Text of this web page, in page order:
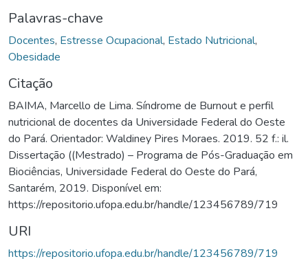
Palavras-chave
Docentes, Estresse Ocupacional, Estado Nutricional,
Obesidade
Citação
BAIMA, Marcello de Lima. Síndrome de Burnout e perfil
nutricional de docentes da Universidade Federal do Oeste
do Pará. Orientador: Waldiney Pires Moraes. 2019. 52 f.: il.
Dissertação ((Mestrado) – Programa de Pós-Graduação em
Biociências, Universidade Federal do Oeste do Pará,
Santarém, 2019. Disponível em:
https://repositorio.ufopa.edu.br/handle/123456789/719
URI
https://repositorio.ufopa.edu.br/handle/123456789/719